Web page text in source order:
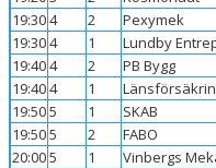
19:304 2 Pexymek
19:304 1 Lundby
19:404 2 PB Bygg
19:404 1
19:505 1 SKAB
19:505 2 FABO
20:005 1 Vinbergs